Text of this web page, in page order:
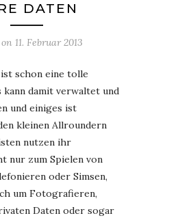
DATEN
on 11. Februar 2013
schon eine tolle
kann damit verwaltet und
und einiges ist
kleinen Allroundern
nutzen ihr
nur zum Spielen von
oder Simsen,
um Fotografieren,
Daten oder sogar